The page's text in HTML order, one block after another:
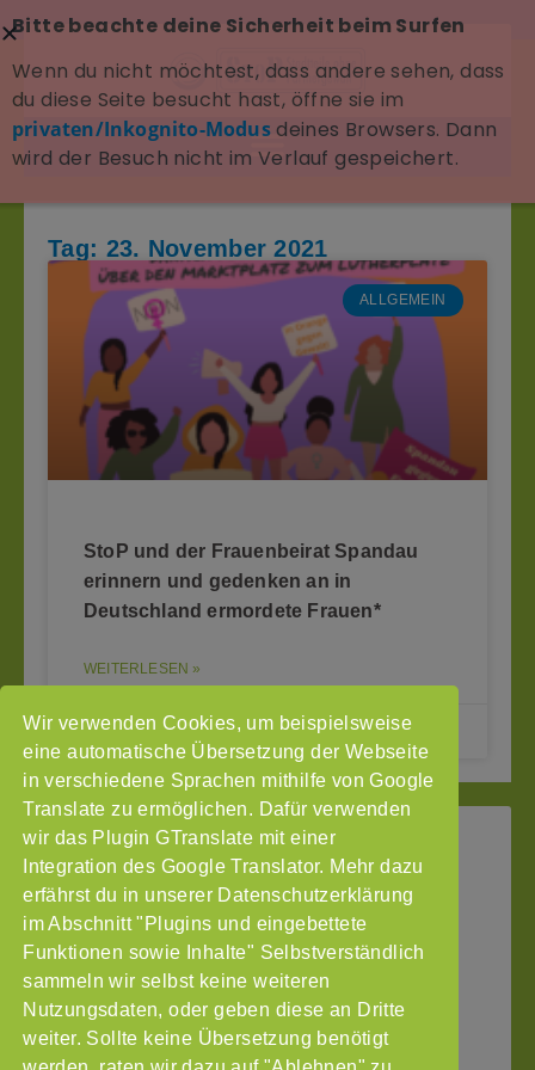
Tag: 23. November 2021
ALLGEMEIN
StoP und der Frauenbeirat Spandau
erinnern und gedenken an in
Deutschland ermordete Frauen*
WEITERLESEN »
23.11.2021
Wir verwenden Cookies, um beispielsweise
eine automatische Übersetzung der Webseite
in verschiedene Sprachen mithilfe von Google
Translate zu ermöglichen. Dafür verwenden
wir das Plugin GTranslate mit einer
Integration des Google Translator. Mehr dazu
erfährst du in unserer Datenschutzerklärung
im Abschnitt "Plugins und eingebettete
Funktionen sowie Inhalte" Selbstverständlich
sammeln wir selbst keine weiteren
Nutzungsdaten, oder geben diese an Dritte
weiter. Sollte keine Übersetzung benötigt
StoP
–
Stadtteile
ohne
Partnergewalt
e.V.
Pinnasberg
27
Intranet
Impressum
Datenschutzerklärung
Gefördert
durch
Bitte beachte deine Sicherheit beim Surfen
Wenn du nicht möchtest, dass andere sehen, dass
du diese Seite besucht hast, öffne sie im
privaten/Inkognito-Modusdeines Browsers. Dann
wird der Besuch nicht im Verlauf gespeichert.